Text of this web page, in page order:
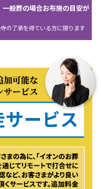
般葬の場合お布施の目安が
の了承を得ている方に限ります